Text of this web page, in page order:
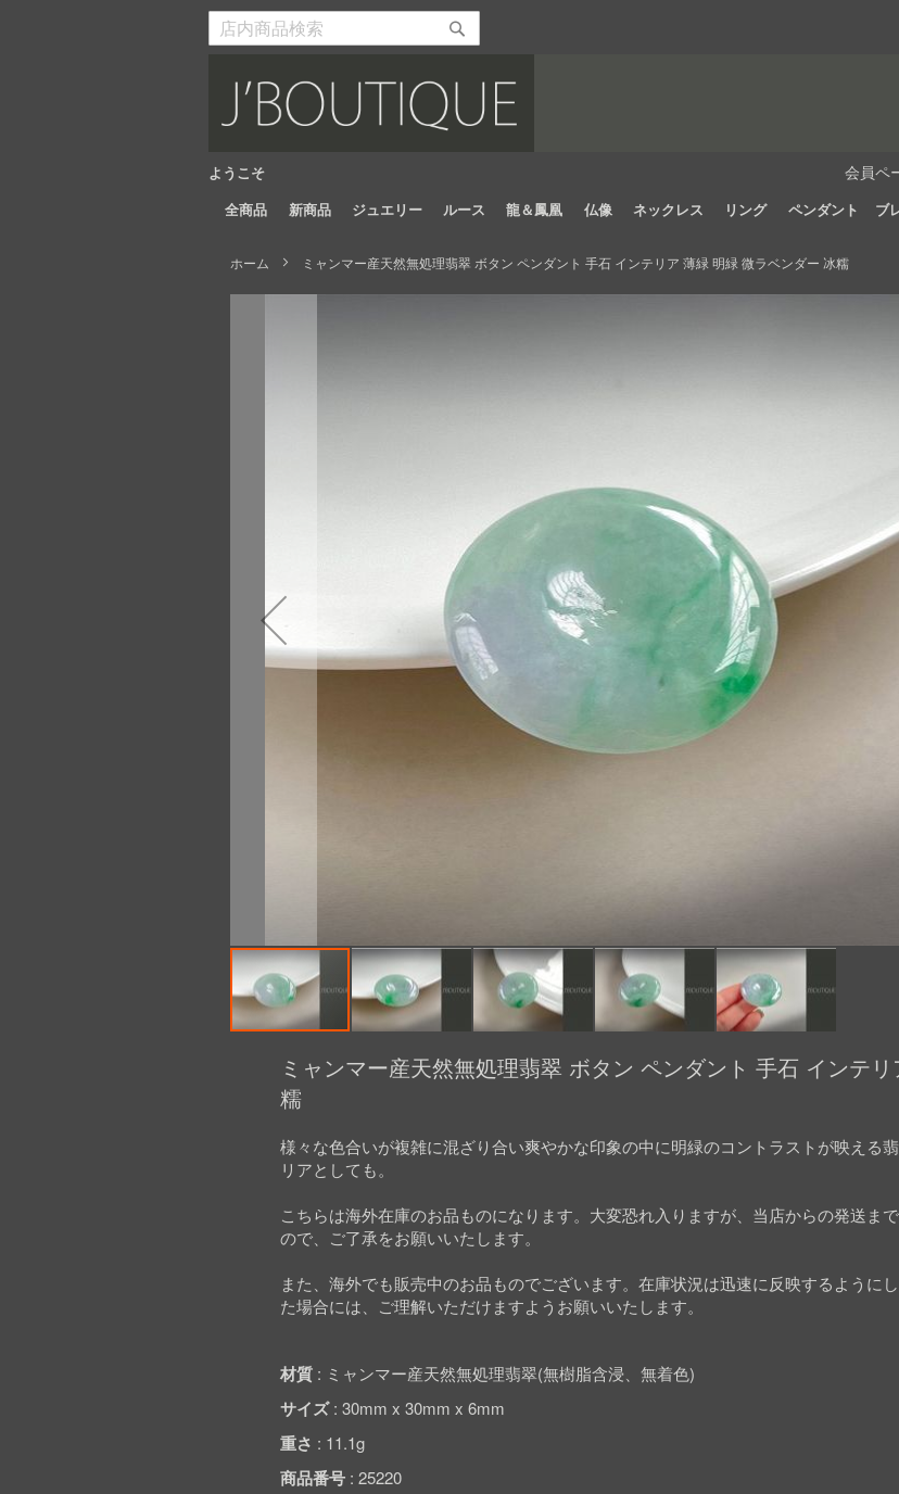
会員ペ
Skip
ようこそ
検
検
始
全商品 新商品 ジュエリー ルース 龍＆鳳凰 仏像 ネックレス リング ペンダント ブ
ホーム ミャンマー産天然無処理翡翠 ボタン ペンダント 手石 インテリア 薄緑 明緑 微ラベンダー 冰糯
beginning
ミャンマー産天然無処理翡翠 ボタン ペンダント 手石 インテ
糯
様々な色合いが複雑に混ざり合い爽やかな印象の中に明緑のコントラストが映える
リアとしても。
こちらは海外在庫のお品ものになります。大変恐れ入りますが、当店からの発送ま
ので、ご了承をお願いいたします。
また、海外でも販売中のお品ものでございます。在庫状況は迅速に反映するように
た場合には、ご理解いただけますようお願いいたします。
材質 ミャンマー産天然無処理翡翠(無樹脂含浸、無着色)
サイズ 30mm x 30mm x 6mm
重さ 11.1g
商品番号 25220